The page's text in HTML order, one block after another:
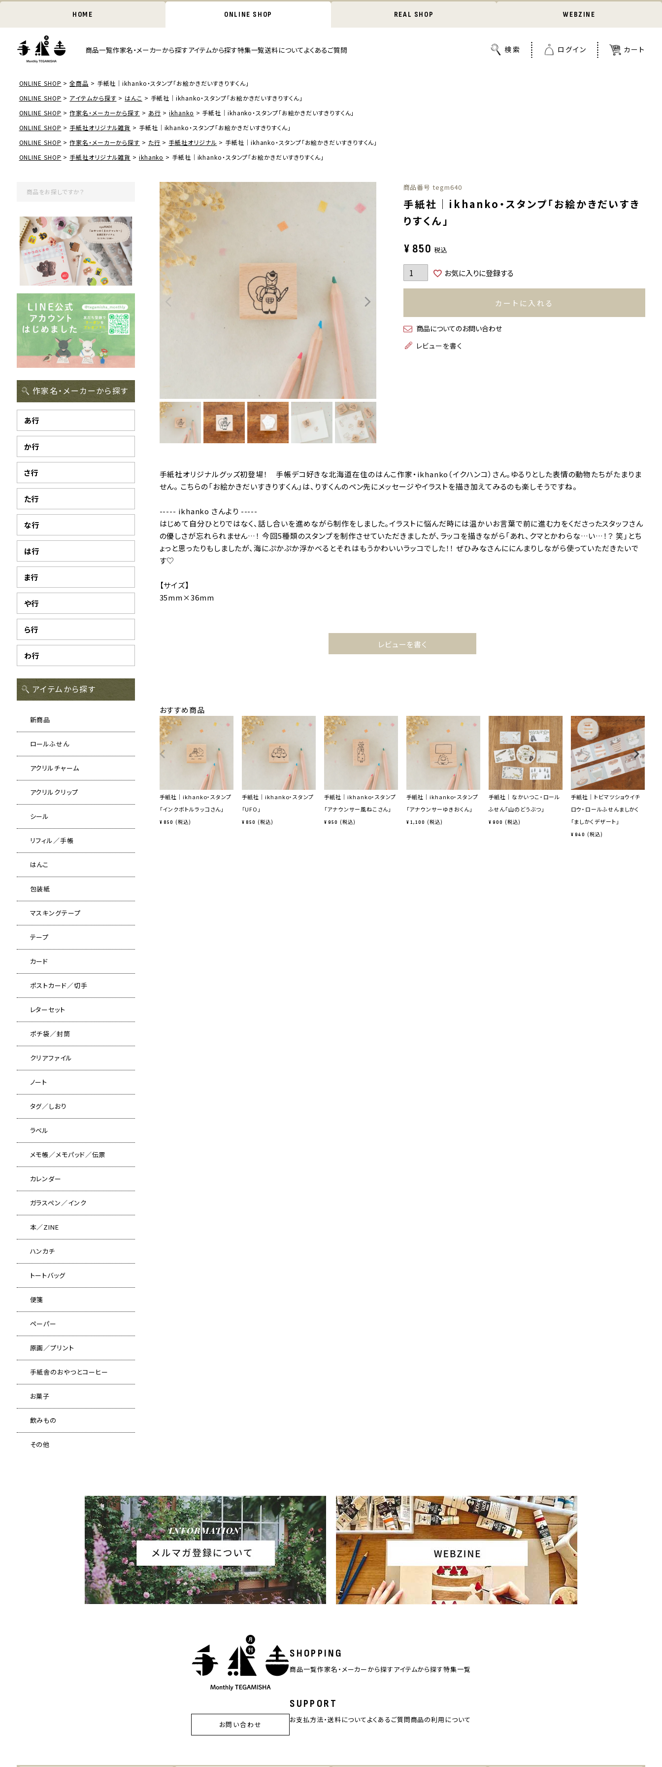
HOME ONLINE SHOP REAL SHOP WEBZINE
商品一覧作家名・メーカーから探すアイテムから探す特集一覧送料についてよくあるご質問
ONLINE SHOP 全商品
手紙社｜ikhanko・スタンプ「お絵かきだいすきりすくん」
ONLINE SHOP
アイテムから探す はんこ
手紙社｜ikhanko・スタンプ「お絵かきだいすきりすくん」
ONLINE SHOP
作家名・メーカーから探す あ行 ikhanko
手紙社｜ikhanko・スタンプ「お絵かきだいすきりすくん」
ONLINE SHOP
手紙社オリジナル雑貨
手紙社｜ikhanko・スタンプ「お絵かきだいすきりすくん」
ONLINE SHOP
作家名・メーカーから探す た行 手紙社オリジナル
手紙社｜ikhanko・スタンプ「お絵かきだいすきりすくん」
ONLINE SHOP
手紙社オリジナル雑貨 ikhanko 手紙社｜ikhanko・スタンプ「お絵かきだいすきりすくん」
作家名・メーカーから探す
あ行
か行
さ行
た行
な行
は行
ま行
や行
ら行
わ行
アイテムから探す
新商品
ロールふせん
アクリルチャーム
アクリルクリップ
シール
リフィル／手帳
はんこ
包装紙
マスキングテープ
テープ
カード
ポストカード／切手
レターセット
ポチ袋／封筒
クリアファイル
ノート
タグ／しおり
ラベル
メモ帳／メモパッド／伝票
カレンダー
ガラスペン／インク
本／ZINE
ハンカチ
トートバッグ
便箋
ペーパー
原画／プリント
手紙舎のおやつとコーヒー
お菓子
飲みもの
その他
商品番号 tegm640
手紙社｜ikhanko・スタンプ「お絵かきだいすき
りすくん」
¥ 850 税込
お気に入りに登録する
カートに入れる
商品についてのお問い合わせ
レビューを書く
手紙社オリジナルグッズ初登場！ 手帳デコ好きな北海道在住のはんこ作家・ikhanko（イクハンコ）さん。ゆるりとした表情の動物たちがたまりま
せん。 こちらの「お絵かきだいすきりすくん」は、りすくんのペン先にメッセージやイラストを描き加えてみるのも楽しそうですね。
----- ikhanko さんより -----
はじめて自分ひとりではなく、話し合いを進めながら制作をしました。イラストに悩んだ時には温かいお言葉で前に進む力をくださったスタッフさん
の優しさが忘れられません…！ 今回5種類のスタンプを制作させていただきましたが、ラッコを描きながら「あれ、クマとかわらな…い…！？ 笑｣とち
ょっと思ったりもしましたが、海にぷかぷか浮かべるとそれはもうかわいいラッコでした！！ ぜひみなさんににんまりしながら使っていただきたいで
す♡
【サイズ】
35mm×36mm
レビューを書く
おすすめ商品
手紙社｜ikhanko・スタンプ
「インクボトルラッコさん」
¥ 850 税込
手紙社｜ikhanko・スタンプ
「UFO」
¥ 850 税込
手紙社｜ikhanko・スタンプ
「アナウンサー風ねこさん」
¥ 950 税込
手紙社｜ikhanko・スタンプ
「アナウンサーゆきおくん」
¥ 1,100 税込
手紙社｜なかいつこ・ロール
ふせん「山のどうぶつ」
¥ 900 税込
手紙社｜トビマツショウイチ
ロウ・ロールふせんましかく
「ましかくデザート」
¥ 940 税込
SHOPPING
商品一覧作家名・メーカーから探すアイテムから探す特集一覧
SUPPORT
お支払方法・送料についてよくあるご質問商品の利用について
お問い合わせ